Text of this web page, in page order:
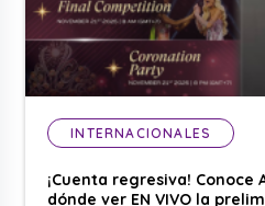
INTERNACIONALES
¡Cuenta regresiva! Conoce
dónde ver EN VIVO la